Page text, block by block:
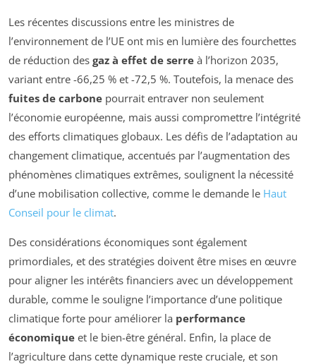
Les récentes discussions entre les ministres de
l’environnement de l’UE ont mis en lumière des fourchettes
de réduction des gaz à effet de serre à l’horizon 2035,
variant entre -66,25 % et -72,5 %. Toutefois, la menace des
fuites de carbone pourrait entraver non seulement
l’économie européenne, mais aussi compromettre l’intégrité
des efforts climatiques globaux. Les défis de l’adaptation au
changement climatique, accentués par l’augmentation des
phénomènes climatiques extrêmes, soulignent la nécessité
d’une mobilisation collective, comme le demande le Haut
Conseil pour le climat.
Des considérations économiques sont également
primordiales, et des stratégies doivent être mises en œuvre
pour aligner les intérêts financiers avec un développement
durable, comme le souligne l’importance d’une politique
climatique forte pour améliorer la performance
économique et le bien-être général. Enfin, la place de
l’agriculture dans cette dynamique reste cruciale, et son